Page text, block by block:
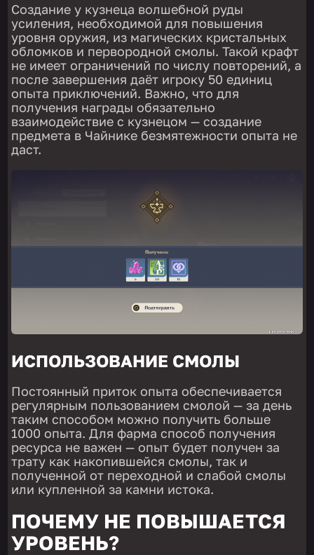
Создание у кузнеца волшебной руды
усиления, необходимой для повышения
уровня оружия, из магических кристальных
обломков и первородной смолы. Такой крафт
не имеет ограничений по числу повторений, а
после завершения даёт игроку 50 единиц
опыта приключений. Важно, что для
получения награды обязательно
взаимодействие с кузнецом — создание
предмета в Чайнике безмятежности опыта не
даст.
ИСПОЛЬЗОВАНИЕ СМОЛЫ
Постоянный приток опыта обеспечивается
регулярным пользованием смолой — за день
таким способом можно получить больше
1000 опыта. Для фарма способ получения
ресурса не важен — опыт будет получен за
трату как накопившейся смолы, так и
полученной от переходной и слабой смолы
или купленной за камни истока.
ПОЧЕМУ НЕ ПОВЫШАЕТСЯ
УРОВЕНЬ?